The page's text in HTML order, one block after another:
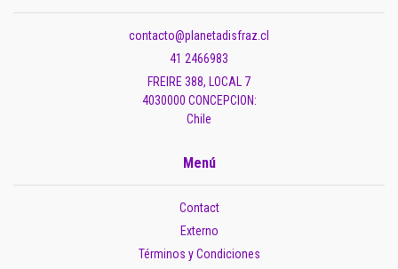
contacto@planetadisfraz.cl
41 2466983
FREIRE 388, LOCAL 7
4030000 CONCEPCION:
Chile
Menú
Contact
Externo
Términos y Condiciones